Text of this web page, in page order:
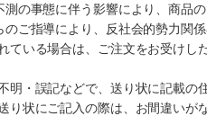
の事態に伴う影響により、商品
ご指導により、反社会的勢力関
ている場合は、ご注文をお受けし
明・誤記などで、送り状に記載
り状にご記入の際は、お間違いが